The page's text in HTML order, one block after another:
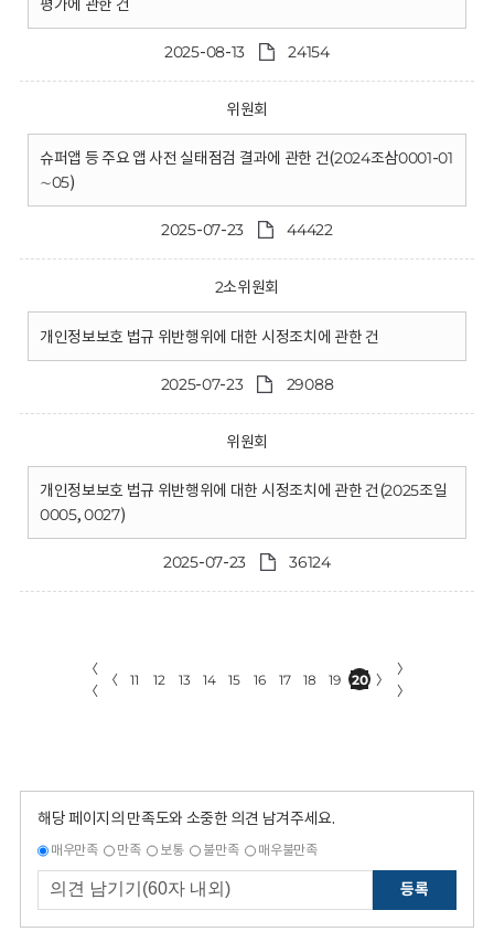
평가에 관한 건
2025-08-13 24154
위원회
슈퍼앱 등 주요 앱 사전 실태점검 결과에 관한 건(2024조삼0001-01
∼05)
2025-07-23 44422
2소위원회
개인정보보호 법규 위반행위에 대한 시정조치에 관한 건
2025-07-23 29088
위원회
개인정보보호 법규 위반행위에 대한 시정조치에 관한 건(2025조일
0005, 0027)
2025-07-23 36124
〈
〈
〈 11 12 13 14 15 16 17 18 19 20 〉
〉
〉
해당 페이지의 만족도와 소중한 의견 남겨주세요.
매우만족 만족 보통 불만족 매우불만족
등록